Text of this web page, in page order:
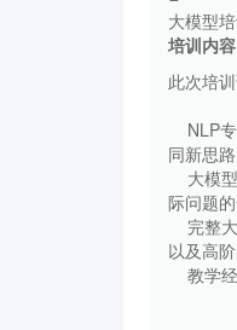
大模型
培训内容
此次培
NLP专
同新思路
大模型
际问题
完整大
以及高
教学经